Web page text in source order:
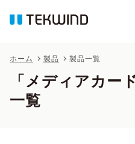
ホーム 製品 製品一覧
「メディアカー
一覧